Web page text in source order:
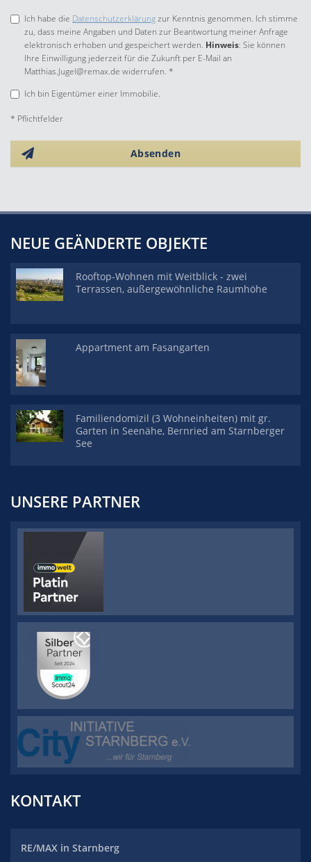
Ich habe die Datenschutzerklärungzur Kenntnis genommen. Ich stimme
zu, dass meine Angaben und Daten zur Beantwortung meiner Anfrage
elektronisch erhoben und gespeichert werden. Hinweis: Sie können
Ihre Einwilligung jederzeit für die Zukunft per E-Mail an
Matthias.Jugel@remax.de widerrufen. *
Ich bin Eigentümer einer Immobilie.
* Pflichtfelder
Absenden
NEUE GEÄNDERTE OBJEKTE
Rooftop-Wohnen mit Weitblick - zwei
Terrassen, außergewöhnliche Raumhöhe
Appartment am Fasangarten
Familiendomizil (3 Wohneinheiten) mit gr.
Garten in Seenähe, Bernried am Starnberger
See
UNSERE PARTNER
KONTAKT
RE/MAX in Starnberg